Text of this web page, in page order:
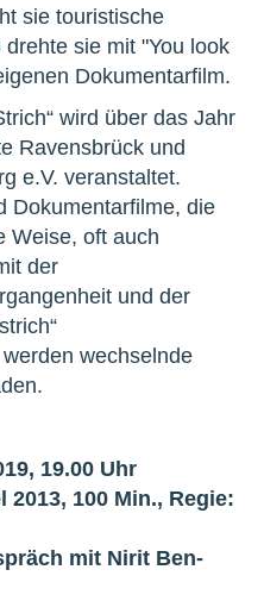
sie touristische
sie mit "You look
Dokumentarfilm.
wird über das Jahr
Ravensbrück und
e.V. veranstaltet.
Dokumentarfilme, die
Weise, oft auch
der
und der
wechselnde
19.00 Uhr
2013, 100 Min., Regie:
mit Nirit Ben-